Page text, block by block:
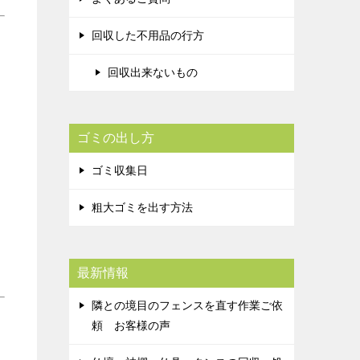
回収した不用品の行方
回収出来ないもの
ゴミの出し方
ゴミ収集日
粗大ゴミを出す方法
最新情報
隣との境目のフェンスを直す作業ご依
頼 お客様の声